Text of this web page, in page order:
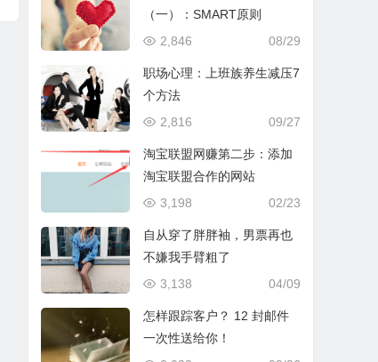
（一）：SMART原则
08/29
2,846
职场心理：上班族养生减压7
个方法
09/27
2,816
淘宝联盟网赚第二步：添加
淘宝联盟合作的网站
02/23
3,198
自从穿了胖胖袖，男票再也
不嫌我手臂粗了
04/09
3,138
怎样跟踪客户？ 12 封邮件
一次性送给你！